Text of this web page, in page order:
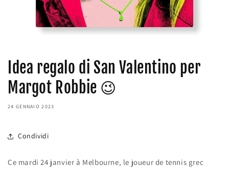
Idea regalo di San Valentino per
Margot Robbie 😉
24 GENNAIO 2023
Condividi
Ce mardi 24 janvier à Melbourne, le joueur de tennis grec